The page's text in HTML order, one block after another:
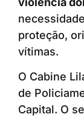
proteção,
vítimas.
O Cabine
de
Capital. O